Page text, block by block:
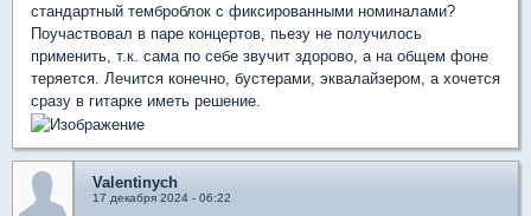
стандартный темброблок с фиксированными номиналами?
Поучаствовал в паре концертов, пьезу не получилось
применить, т.к. сама по себе звучит здорово, а на общем фоне
теряется. Лечится конечно, бустерами, эквалайзером, а хочется
сразу в гитарке иметь решение.
Valentinych
17 декабря 2024 - 06:22